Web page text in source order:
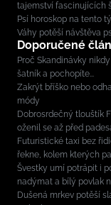
tajemství fascinujících
Psí horoskop na tento
Váhy potěší návštěva
Doporučené
Proč Skandinávky
šatník a pochopíte...
Zakrýt bříško nebo
módy
Dobrosrdečný tlouštík
oženil se až před
Futuristické taxi bez
řekne, kolem kterých
Švestky umí potrápit i
nadýmat a bílý povlak
Dušená mrkev potěší